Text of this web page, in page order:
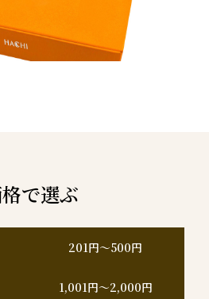
で選ぶ
201円～500円
1,001円～2,000円